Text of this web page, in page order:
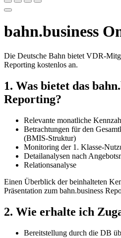
bahn.business
Die Deutsche Bahn bietet VDR-
Reporting kostenlos an.
1. Was bietet das
Reporting?
Relevante monatliche
Betrachtungen für den
(BMIS-Struktur)
Monitoring der 1. Klasse-
Detailanalysen nach
Relationsanalyse
Einen Überblick der beinhalteten
Präsentation zum bahn.business
2. Wie erhalte ich
Bereitstellung durch die DB